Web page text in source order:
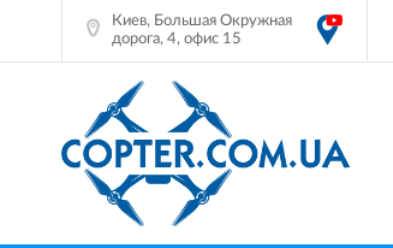
Киев, Большая Окружная
дорога, 4, офис 15